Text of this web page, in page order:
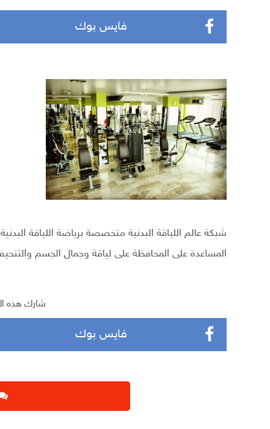
فايس بوك
شبكة عالم اللياقة البدنية متخصصة برياضة اللياقة
المساعدة على المحافظة على لياقة وجمال الجسم
شارك هذه
فايس بوك